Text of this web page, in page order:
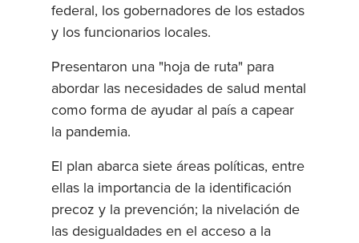
federal, los gobernadores de los estados
y los funcionarios locales.
Presentaron una "hoja de ruta" para
abordar las necesidades de salud mental
como forma de ayudar al país a capear
la pandemia.
El plan abarca siete áreas políticas, entre
ellas la importancia de la identificación
precoz y la prevención; la nivelación de
las desigualdades en el acceso a la